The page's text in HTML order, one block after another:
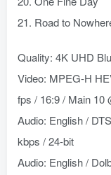
21. Road to
Quality: 4K UHD
Video: MPEG-H
fps / 16:9 / Main 10
Audio: English /
kbps / 24-bit
Audio: English /